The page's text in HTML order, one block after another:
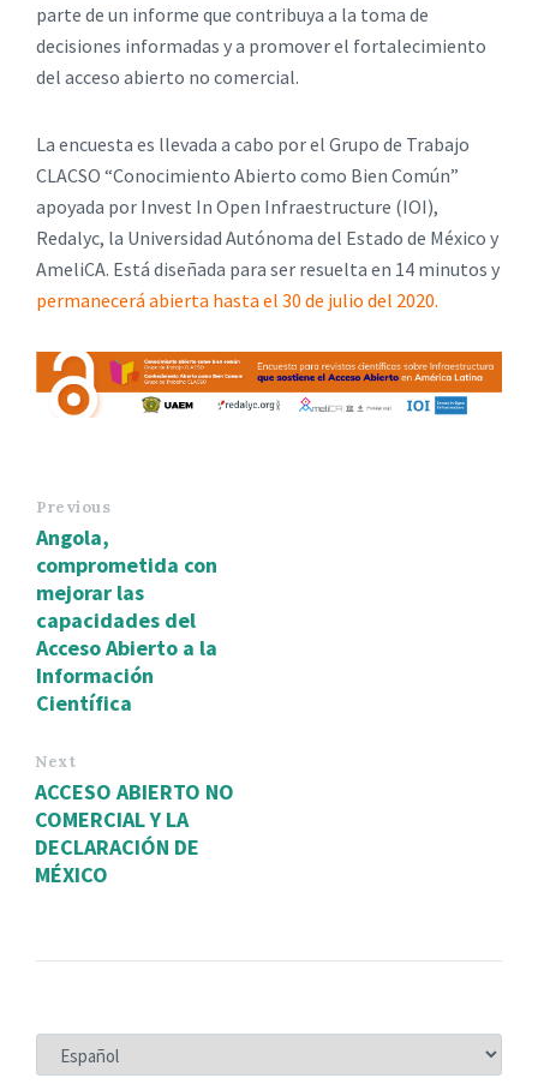
parte de un informe que contribuya a la toma de
decisiones informadas y a promover el fortalecimiento
del acceso abierto no comercial.
La encuesta es llevada a cabo por el Grupo de Trabajo
CLACSO “Conocimiento Abierto como Bien Común”
apoyada por Invest In Open Infraestructure (IOI),
Redalyc, la Universidad Autónoma del Estado de México y
AmeliCA. Está diseñada para ser resuelta en 14 minutos y
permanecerá abierta hasta el 30 de julio del 2020.
Previous
Angola,
comprometida con
mejorar las
capacidades del
Acceso Abierto a la
Información
Científica
Next
ACCESO ABIERTO NO
COMERCIAL Y LA
DECLARACIÓN DE
MÉXICO
ELEGIR